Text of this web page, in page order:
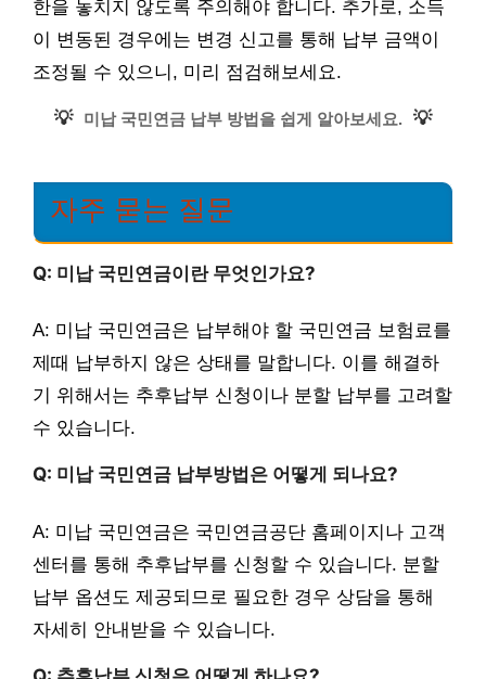
한을 놓치지 않도록 주의해야 합니다. 추가로, 소득
이 변동된 경우에는 변경 신고를 통해 납부 금액이
조정될 수 있으니, 미리 점검해보세요.
💡 미납 국민연금 납부 방법을 쉽게 알아보세요. 💡
자주 묻는 질문
Q: 미납 국민연금이란 무엇인가요?
A: 미납 국민연금은 납부해야 할 국민연금 보험료를
제때 납부하지 않은 상태를 말합니다. 이를 해결하
기 위해서는 추후납부 신청이나 분할 납부를 고려할
수 있습니다.
Q: 미납 국민연금 납부방법은 어떻게 되나요?
A: 미납 국민연금은 국민연금공단 홈페이지나 고객
센터를 통해 추후납부를 신청할 수 있습니다. 분할
납부 옵션도 제공되므로 필요한 경우 상담을 통해
자세히 안내받을 수 있습니다.